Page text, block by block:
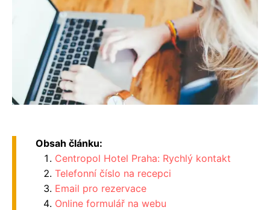
Obsah článku:
Centropol Hotel Praha: Rychlý kontakt
Telefonní číslo na recepci
Email pro rezervace
Online formulář na webu